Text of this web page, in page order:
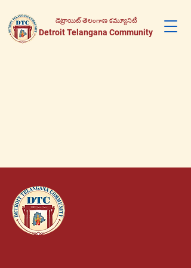
డెట్రాయిట్ తెలంగాణ కమ్యూనిటీ
Detroit Telangana Community